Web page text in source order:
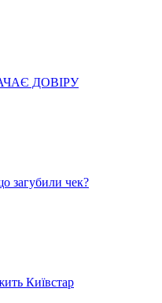
ДОВІРУ
загубили чек?
Київстар